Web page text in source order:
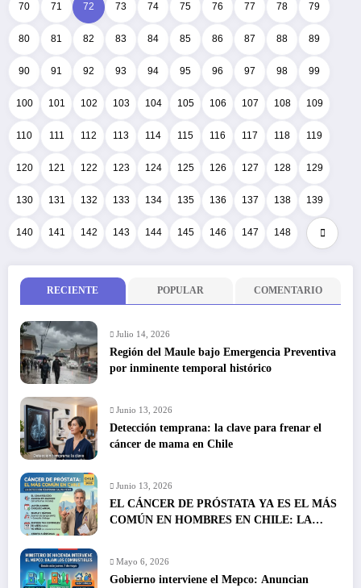
70 71 72 73 74 75 76 77 78 79
80 81 82 83 84 85 86 87 88 89
90 91 92 93 94 95 96 97 98 99
100 101 102 103 104 105 106 107 108 109
110 111 112 113 114 115 116 117 118 119
120 121 122 123 124 125 126 127 128 129
130 131 132 133 134 135 136 137 138 139
140 141 142 143 144 145 146 147 148
RECIENTE POPULAR COMENTARIO
Julio 14, 2026
Región del Maule bajo Emergencia Preventiva
por inminente temporal histórico
Junio 13, 2026
Detección temprana: la clave para frenar el
cáncer de mama en Chile
Junio 13, 2026
EL CÁNCER DE PRÓSTATA YA ES EL MÁS
COMÚN EN HOMBRES EN CHILE: LA
Mayo 6, 2026
Gobierno interviene el Mepco: Anuncian